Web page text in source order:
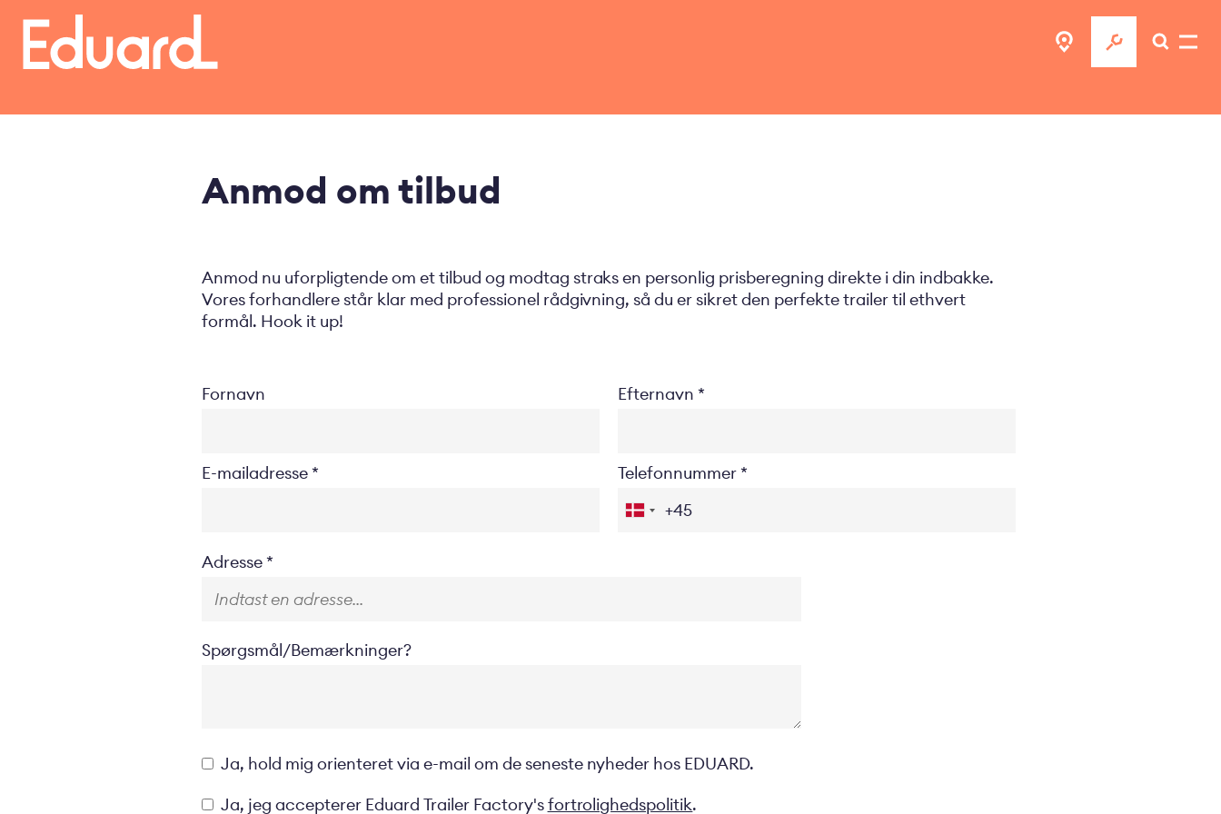
hovedindhold
Anmod om tilbud
Anmod nu uforpligtende om et tilbud og modtag straks en personlig prisberegning direkte i din indbakke.
Vores forhandlere står klar med professionel rådgivning, så du er sikret den perfekte trailer til ethvert
formål. Hook it up!
Fornavn Efternavn
E-mailadresse Telefonnummer
Location
Adresse
Spørgsmål/Bemærkninger?
Opt-
in
Ja, hold mig orienteret via e-mail om de seneste nyheder hos EDUARD.
Privacyverklaring
Ja, jeg accepterer Eduard Trailer Factory'sfortrolighedspolitik.